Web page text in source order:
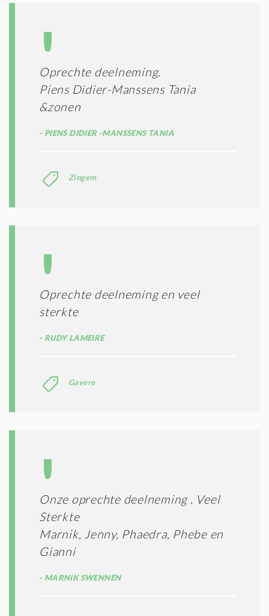
Oprechte deelneming.
Piens Didier-Manssens Tania
&zonen
PIENS DIDIER -MANSSENS TANIA
Zingem
Oprechte deelneming en veel
sterkte
RUDY LAMEIRE
Gavere
Onze oprechte deelneming . Veel
Sterkte
Marnik, Jenny, Phaedra, Phebe en
Gianni
MARNIK SWENNEN